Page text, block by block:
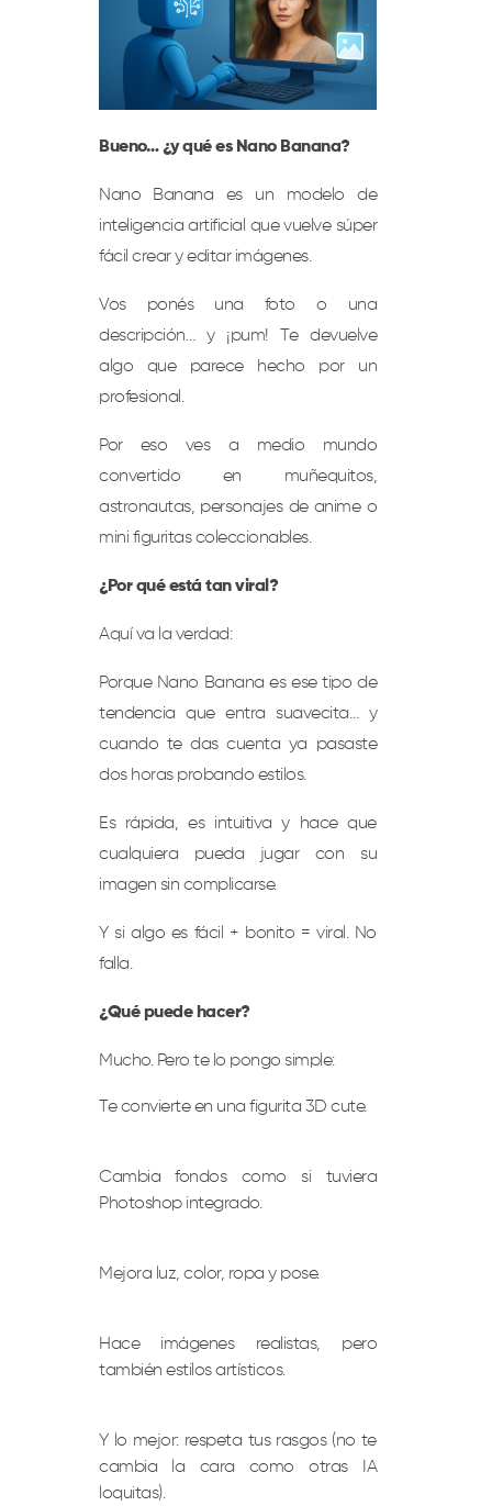
Bueno… ¿y qué es Nano Banana?
Nano Banana es un modelo de
inteligencia artificial que vuelve súper
fácil crear y editar imágenes.
Vos ponés una foto o una
descripción… y ¡pum! Te devuelve
algo que parece hecho por un
profesional.
Por eso ves a medio mundo
convertido en muñequitos,
astronautas, personajes de anime o
mini figuritas coleccionables.
¿Por qué está tan viral?
Aquí va la verdad:
Porque Nano Banana es ese tipo de
tendencia que entra suavecita… y
cuando te das cuenta ya pasaste
dos horas probando estilos.
Es rápida, es intuitiva y hace que
cualquiera pueda jugar con su
imagen sin complicarse.
Y si algo es fácil + bonito = viral. No
falla.
¿Qué puede hacer?
Mucho. Pero te lo pongo simple:
Te convierte en una figurita 3D cute.
Cambia fondos como si tuviera
Photoshop integrado.
Mejora luz, color, ropa y pose.
Hace imágenes realistas, pero
también estilos artísticos.
Y lo mejor: respeta tus rasgos (no te
cambia la cara como otras IA
loquitas).